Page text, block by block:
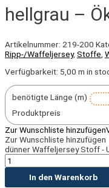
hellgrau –
Artikelnummer: 219-200
Ripp-/Waffeljersey, Stoffe
Verfügbarkeit: 5,00 m in
benötigte Länge (m)
Produktpreis
Zur Wunschliste hinzufügen
Zur Wunschliste hinzufügen
dünner Waffeljersey Stoff -
In den Warenkorb